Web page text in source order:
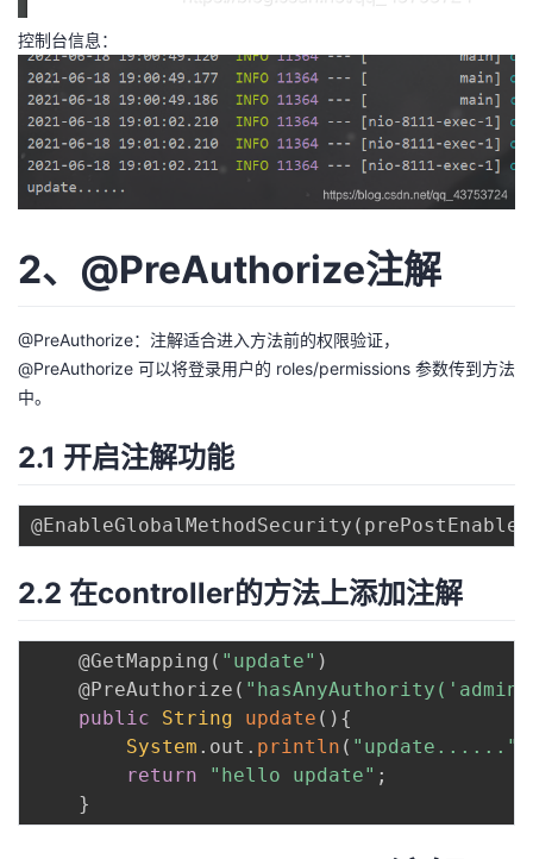
控制台信息：
2、@PreAuthorize注解
@PreAuthorize：注解适合进入方法前的权限验证，
@PreAuthorize 可以将登录用户的 roles/permissions 参数传到方法
中。
2.1 开启注解功能
@EnableGlobalMethodSecurity (
2.2 在controller的方法上添加注解
@GetMapping ( "update" )
@PreAuthorize (
public
String update ( ) {
System . out . println ( "update......"
return
"hello update" ;
}